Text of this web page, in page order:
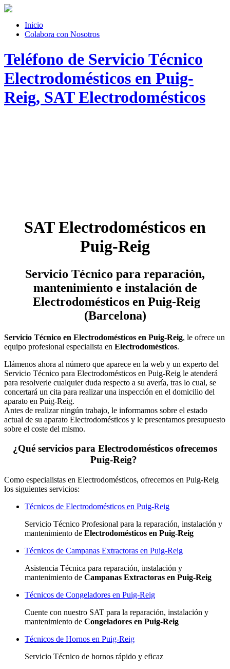
Inicio
Colabora con Nosotros
Teléfono de Servicio Técnico
Electrodomésticos en Puig-
Reig, SAT Electrodomésticos
SAT Electrodomésticos en
Puig-Reig
Servicio Técnico para reparación,
mantenimiento e instalación de
Electrodomésticos en Puig-Reig
(Barcelona)
Servicio Técnico en Electrodomésticos en Puig-Reig, le ofrece un
equipo profesional especialista en Electrodomésticos.
Llámenos ahora al número que aparece en la web y un experto del
Servicio Técnico para Electrodomésticos en Puig-Reig le atenderá
para resolverle cualquier duda respecto a su avería, tras lo cual, se
concertará un cita para realizar una inspección en el domicilio del
aparato en Puig-Reig.
Antes de realizar ningún trabajo, le informamos sobre el estado
actual de su aparato Electrodomésticos y le presentamos presupuesto
sobre el coste del mismo.
¿Qué servicios para Electrodomésticos ofrecemos
Puig-Reig?
Como especialistas en Electrodomésticos, ofrecemos en Puig-Reig
los siguientes servicios:
Técnicos de Electrodomésticos en Puig-Reig
Servicio Técnico Profesional para la reparación, instalación y
mantenimiento de Electrodomésticos en Puig-Reig
Técnicos de Campanas Extractoras en Puig-Reig
Asistencia Técnica para reparación, instalación y
mantenimiento de Campanas Extractoras en Puig-Reig
Técnicos de Congeladores en Puig-Reig
Cuente con nuestro SAT para la reparación, instalación y
mantenimiento de Congeladores en Puig-Reig
Técnicos de Hornos en Puig-Reig
Servicio Técnico de hornos rápido y eficaz